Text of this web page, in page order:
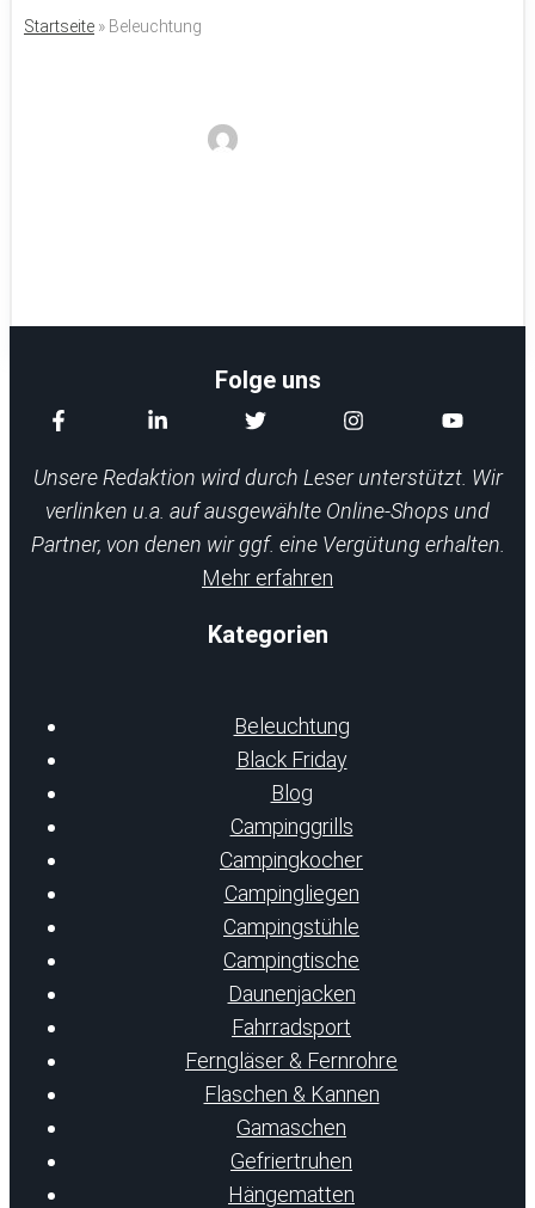
Startseite » Beleuchtung
Folge uns
Unsere Redaktion wird durch Leser unterstützt. Wir
verlinken u.a. auf ausgewählte Online-Shops und
Partner, von denen wir ggf. eine Vergütung erhalten.
Mehr erfahren
Kategorien
Beleuchtung
Black Friday
Blog
Campinggrills
Campingkocher
Campingliegen
Campingstühle
Campingtische
Daunenjacken
Fahrradsport
Ferngläser & Fernrohre
Flaschen & Kannen
Gamaschen
Gefriertruhen
Hängematten